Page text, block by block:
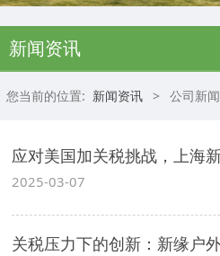
新闻资讯
您当前的位置: 新闻资讯 > 公司新闻
2025-03-07